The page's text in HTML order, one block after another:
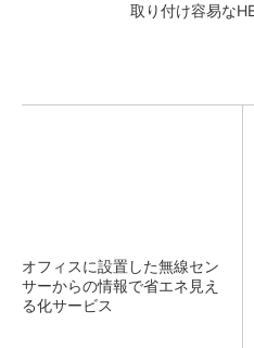
取り付け容易な
オフィスに設置した無線セン
サーからの情報で省エネ見え
る化サービス